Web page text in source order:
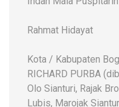
Rahmat Hidayat
Kota / Kabupaten
RICHARD PURBA
Olo Sianturi, Rajak
Lubis, Marojak